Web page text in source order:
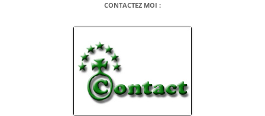
CONTACTEZ MOI :